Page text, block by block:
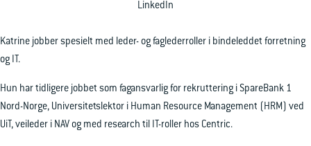
LinkedIn
Katrine jobber spesielt med leder- og faglederroller i bindeleddet forretning
og IT.
Hun har tidligere jobbet som fagansvarlig for rekruttering i SpareBank 1
Nord-Norge, Universitetslektor i Human Resource Management (HRM) ved
UiT, veileder i NAV og med research til IT-roller hos Centric.